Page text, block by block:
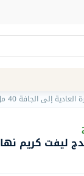
إلى الجافة 40 مل